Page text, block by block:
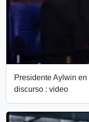
Presidente Aylwin
discurso : video